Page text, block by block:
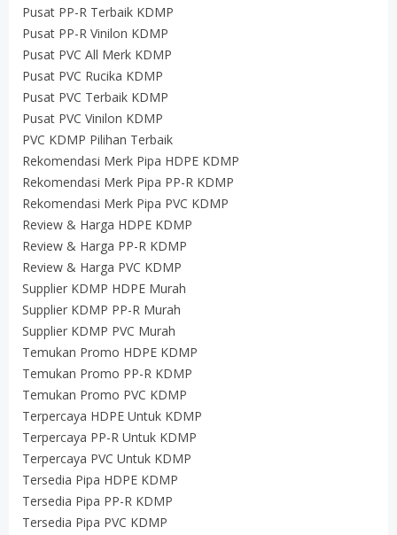
Pusat PP-R Terbaik KDMP
Pusat PP-R Vinilon KDMP
Pusat PVC All Merk KDMP
Pusat PVC Rucika KDMP
Pusat PVC Terbaik KDMP
Pusat PVC Vinilon KDMP
PVC KDMP Pilihan Terbaik
Rekomendasi Merk Pipa HDPE KDMP
Rekomendasi Merk Pipa PP-R KDMP
Rekomendasi Merk Pipa PVC KDMP
Review & Harga HDPE KDMP
Review & Harga PP-R KDMP
Review & Harga PVC KDMP
Supplier KDMP HDPE Murah
Supplier KDMP PP-R Murah
Supplier KDMP PVC Murah
Temukan Promo HDPE KDMP
Temukan Promo PP-R KDMP
Temukan Promo PVC KDMP
Terpercaya HDPE Untuk KDMP
Terpercaya PP-R Untuk KDMP
Terpercaya PVC Untuk KDMP
Tersedia Pipa HDPE KDMP
Tersedia Pipa PP-R KDMP
Tersedia Pipa PVC KDMP